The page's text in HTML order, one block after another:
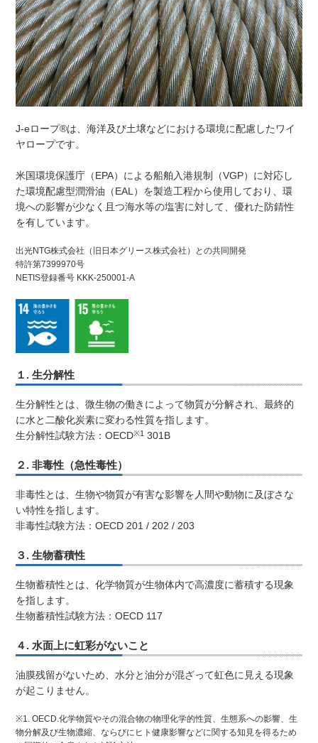
J-eロープ®は、海洋及び土壌などにおける環境に配慮したワイ
ヤロープです。
米国環境保護庁（EPA）による船舶入港規制（VGP）に対応し
た環境配慮型潤滑油（EAL）を製造工程から使用しており、環
境への影響が少なく且つ海水等の塩害に対して、優れた防錆性
を有しています。
出光NTG株式会社（旧日本グリース株式会社）との共同開発
特許第7399970号
NETIS登録番号 KKK-250001-A
１. 生分解性
生分解性とは、微生物の働きによって物質が分解され、最終的
に水と二酸化炭素に変わる性質を指します。
生分解性試験方法：OECD※1 301B
２. 非毒性（急性毒性）
非毒性とは、生物や物質が有害な影響を人間や動物に及ぼさな
い特性を指します。
非毒性試験方法：OECD 201 / 202 / 203
３. 生物蓄積性
生物蓄積性とは、化学物質が生物体内で高濃度に蓄積する現象
を指します。
生物蓄積性試験方法：OECD 117
４. 水面上に虹彩がないこと
油膜残留がないため、水分と油分が混ざって虹色に見える現象
が起こりません。
※1. OECD.化学物質やその混合物の物理化学的性質、生態系への影響、生
物分解及び生物濃縮、ならびにヒト健康影響などに関する知見を得るため